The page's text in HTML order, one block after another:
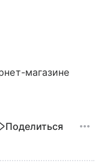
магазине
Поделиться